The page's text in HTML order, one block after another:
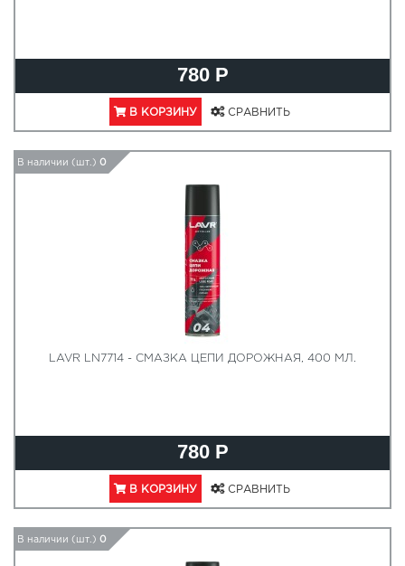
780 Р
В КОРЗИНУ СРАВНИТЬ
В наличии (шт.) 0
LAVR LN7714 - СМАЗКА ЦЕПИ ДОРОЖНАЯ, 400 МЛ.
780 Р
В КОРЗИНУ СРАВНИТЬ
В наличии (шт.) 0